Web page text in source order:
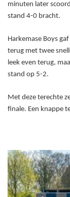
minuten later
stand 4-0 bracht.
Harkemase Boys
terug met twee
leek even terug,
stand op 5-2.
Met deze terechte
finale. Een knappe